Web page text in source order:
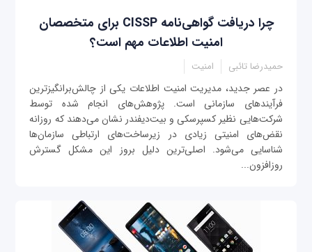
چرا دریافت گواهی‌نامه CISSP برای متخصصان
امنیت اطلاعات مهم است؟
حمیدرضا تائبی امنیت
در عصر جدید، مدیریت امنیت اطلاعات یکی از چالش‌برانگیزترین
فرآیندهای سازمانی است. پژوهش‌های انجام شده توسط
شرکت‌هایی نظیر کسپرسکی و بیت‌دیفندر نشان می‌دهند که روزانه
نقض‌های امنیتی زیادی در زیرساخت‌های ارتباطی سازمان‌ها
شناسایی می‌شود. اصلی‌ترین دلیل بروز این مشکل گسترش
روزافزون...